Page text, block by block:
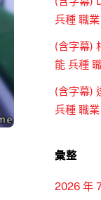
兵種 職
(含字幕)
能 兵種
(含字幕)
兵種 職
彙整
2026 年